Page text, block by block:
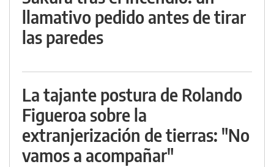
llamativo pedido antes de tirar
las paredes
La tajante postura de Rolando
Figueroa sobre la
extranjerización de tierras: "No
vamos a acompañar"